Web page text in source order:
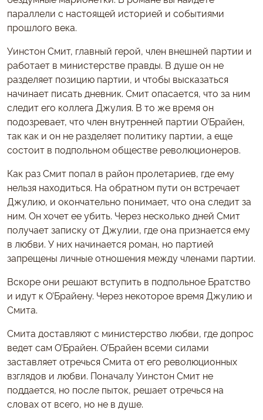
параллели с настоящей историей и событиями
прошлого века.
Уинстон Смит, главный герой, член внешней партии и
работает в министерстве правды. В душе он не
разделяет позицию партии, и чтобы высказаться
начинает писать дневник. Смит опасается, что за ним
следит его коллега Джулия. В то же время он
подозревает, что член внутренней партии О’Брайен,
так как и он не разделяет политику партии, а еще
состоит в подпольном обществе революционеров.
Как раз Смит попал в район пролетариев, где ему
нельзя находиться. На обратном пути он встречает
Джулию, и окончательно понимает, что она следит за
ним. Он хочет ее убить. Через несколько дней Смит
получает записку от Джулии, где она признается ему
в любви. У них начинается роман, но партией
запрещены личные отношения между членами партии.
Вскоре они решают вступить в подпольное Братство
и идут к О’Брайену. Через некоторое время Джулию и
Смита.
Смита доставляют с министерство любви, где допрос
ведет сам О’Брайен. О’Брайен всеми силами
заставляет отречься Смита от его революционных
взглядов и любви. Поначалу Уинстон Смит не
поддается, но после пыток, решает отречься на
словах от всего, но не в душе.